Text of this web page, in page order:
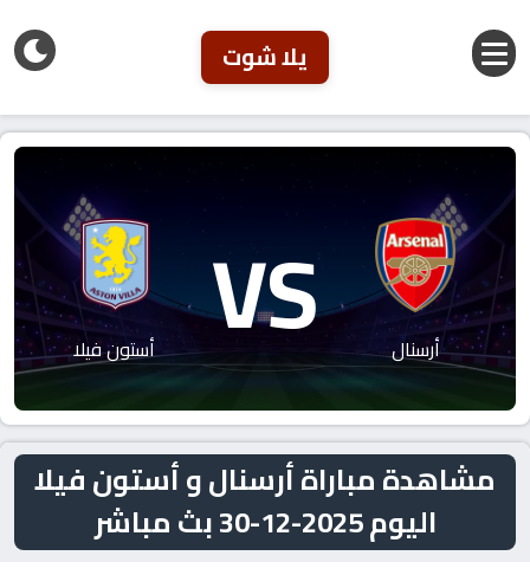
يلا شوت
أرسنال VS أستون فيلا
مشاهدة مباراة أرسنال و أستون فيلا
اليوم 2025-12-30 بث مباشر